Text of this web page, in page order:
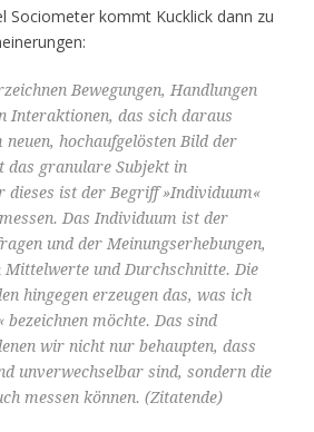
Sociometer kommt Kucklick dann zu
Bewegungen, Handlungen
Interaktionen, das sich daraus
hochaufgelösten Bild der
granulare Subjekt in
dieses ist der Begriff »Individuum«
Das Individuum ist der
und der Meinungserhebungen,
und Durchschnitte. Die
hingegen erzeugen das, was ich
bezeichnen möchte. Das sind
wir nicht nur behaupten, dass
unverwechselbar sind, sondern die
messen können. (Zitatende)